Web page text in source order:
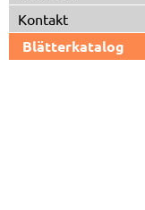
Kontakt
Blätterkatalog